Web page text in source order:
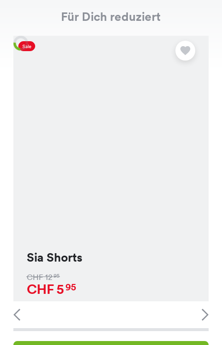
Für Dich reduziert
Sale
Sia Shorts
CHF1295
CHF595